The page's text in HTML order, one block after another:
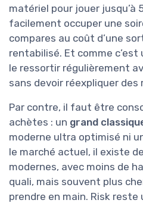
matériel pour jouer jusqu’à
facilement occuper une
compares au coût d’une
rentabilisé. Et comme
le ressortir régulièrement
sans devoir réexpliquer
Par contre, il faut être
achètes : un grand
moderne ultra optimisé ni
le marché actuel, il existe
modernes, avec moins de
quali, mais souvent plus
prendre en main. Risk reste